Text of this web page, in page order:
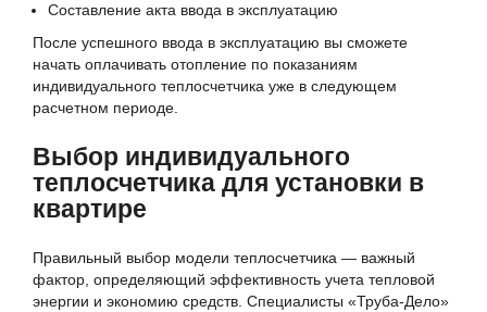
Составление акта ввода в эксплуатацию
После успешного ввода в эксплуатацию вы сможете
начать оплачивать отопление по показаниям
индивидуального теплосчетчика уже в следующем
расчетном периоде.
Выбор индивидуального
теплосчетчика для установки в
квартире
Правильный выбор модели теплосчетчика — важный
фактор, определяющий эффективность учета тепловой
энергии и экономию средств. Специалисты «Труба-Дело»